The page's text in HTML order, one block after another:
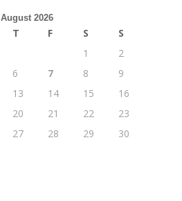
August 2026
T F S
S
1
2
6 7 8
9
13 14 15
16
20 21 22
23
27 28 29
30